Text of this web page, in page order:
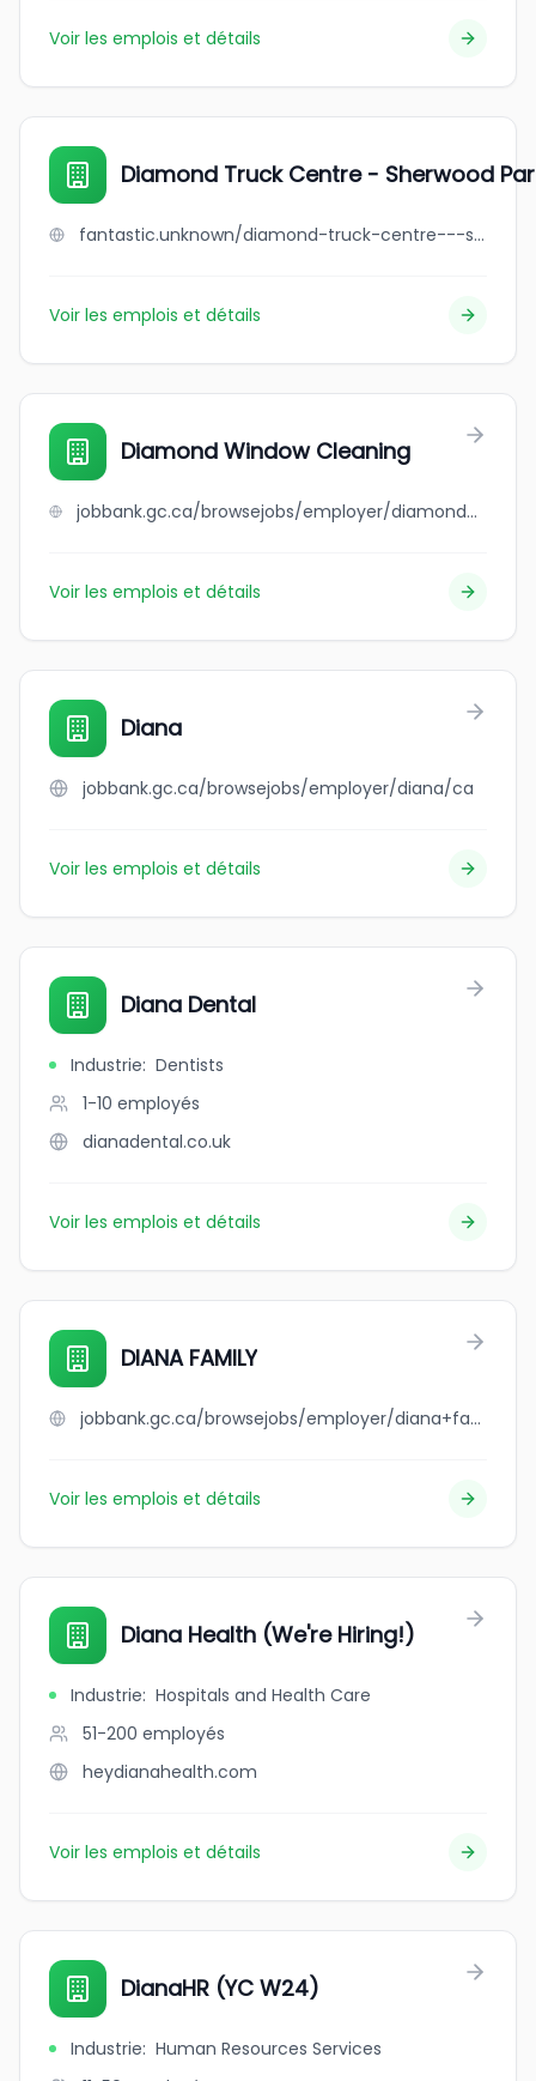
Voir les emplois et détails
Diamond Truck Centre - Sherwood
fantastic.unknown/diamond-truck-centre---sherwood-park
Voir les emplois et détails
Diamond Window Cleaning
jobbank.gc.ca/browsejobs/employer/diamond+window+cleaning/ca
Voir les emplois et détails
Diana
jobbank.gc.ca/browsejobs/employer/diana/ca
Voir les emplois et détails
Diana Dental
Industrie: Dentists
1-10 employés
dianadental.co.uk
Voir les emplois et détails
DIANA FAMILY
jobbank.gc.ca/browsejobs/employer/diana+family/ca
Voir les emplois et détails
Diana Health (We're Hiring!)
Industrie: Hospitals and Health Care
51-200 employés
heydianahealth.com
Voir les emplois et détails
DianaHR (YC W24)
Industrie: Human Resources Services